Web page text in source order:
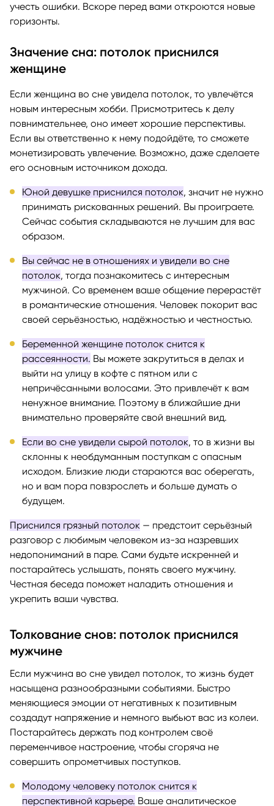
учесть ошибки. Вскоре перед вами откроются новые
горизонты.
Значение сна: потолок приснился
женщине
Если женщина во сне увидела потолок, то увлечётся
новым интересным хобби. Присмотритесь к делу
повнимательнее, оно имеет хорошие перспективы.
Если вы ответственно к нему подойдёте, то сможете
монетизировать увлечение. Возможно, даже сделаете
его основным источником дохода.
Юной девушке приснился потолок, значит не нужно
принимать рискованных решений. Вы проиграете.
Сейчас события складываются не лучшим для вас
образом.
Вы сейчас не в отношениях и увидели во сне
потолок, тогда познакомитесь с интересным
мужчиной. Со временем ваше общение перерастёт
в романтические отношения. Человек покорит вас
своей серьёзностью, надёжностью и честностью.
Беременной женщине потолок снится к
рассеянности. Вы можете закрутиться в делах и
выйти на улицу в кофте с пятном или с
непричёсанными волосами. Это привлечёт к вам
ненужное внимание. Поэтому в ближайшие дни
внимательно проверяйте свой внешний вид.
Если во сне увидели сырой потолок, то в жизни вы
склонны к необдуманным поступкам с опасным
исходом. Близкие люди стараются вас оберегать,
но и вам пора повзрослеть и больше думать о
будущем.
Приснился грязный потолок — предстоит серьёзный
разговор с любимым человеком из-за назревших
недопониманий в паре. Сами будьте искренней и
постарайтесь услышать, понять своего мужчину.
Честная беседа поможет наладить отношения и
укрепить ваши чувства.
Толкование снов: потолок приснился
мужчине
Если мужчина во сне увидел потолок, то жизнь будет
насыщена разнообразными событиями. Быстро
меняющиеся эмоции от негативных к позитивным
создадут напряжение и немного выбьют вас из колеи.
Постарайтесь держать под контролем своё
переменчивое настроение, чтобы сгоряча не
совершить опрометчивых поступков.
Молодому человеку потолок снится к
перспективной карьере. Ваше аналитическое